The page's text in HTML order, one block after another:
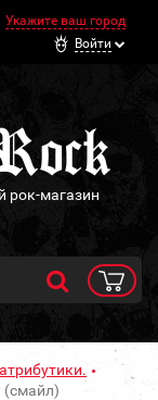
Укажите ваш город
Войти
рок-магазин